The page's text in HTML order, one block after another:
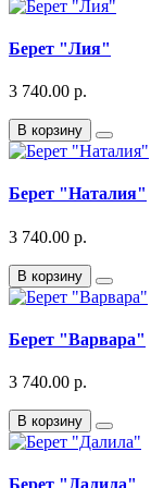
Берет "Лия"
3 740.00 р.
В корзину
Берет "Наталия"
3 740.00 р.
В корзину
Берет "Варвара"
3 740.00 р.
В корзину